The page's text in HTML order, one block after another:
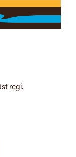
regi.